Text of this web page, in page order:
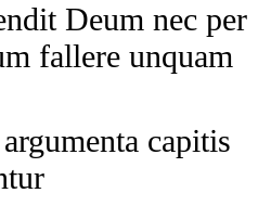
Deum nec per
fallere unquam
capitis